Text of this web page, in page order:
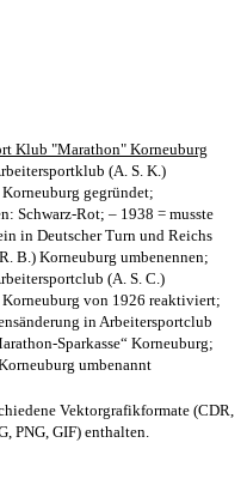
Klub "Marathon" Korneuburg
(A. S. K.)
Korneuburg gegründet;
Schwarz-Rot; – 1938 = musste
in Deutscher Turn und Reichs
B.) Korneuburg umbenennen;
(A. S. C.)
Korneuburg von 1926 reaktiviert;
in Arbeitersportclub
Sparkasse“ Korneuburg;
umbenannt
Vektorgrafikformate (CDR,
PNG, GIF) enthalten.